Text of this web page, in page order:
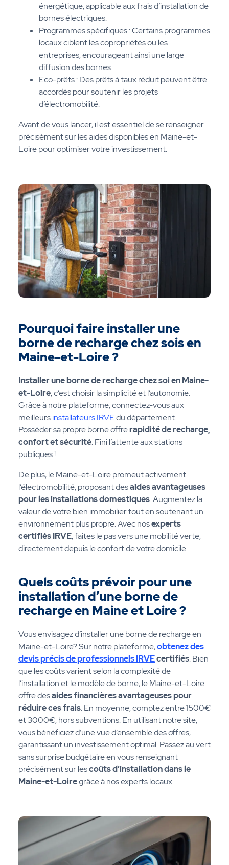
énergétique, applicable aux frais d’installation de
bornes électriques.
Programmes spécifiques : Certains programmes
locaux ciblent les copropriétés ou les
entreprises, encourageant ainsi une large
diffusion des bornes.
Eco-prêts : Des prêts à taux réduit peuvent être
accordés pour soutenir les projets
d’électromobilité.
Avant de vous lancer, il est essentiel de se renseigner
précisément sur les aides disponibles en Maine-et-
Loire pour optimiser votre investissement.
Pourquoi faire installer une
borne de recharge chez sois en
Maine-et-Loire ?
Installer une borne de recharge chez soi en Maine-
et-Loire, c’est choisir la simplicité et l’autonomie.
Grâce à notre plateforme, connectez-vous aux
meilleursinstallateurs IRVEdu département.
Posséder sa propre borne offrerapidité de recharge,
confort et sécurité. Fini l’attente aux stations
publiques !
De plus, le Maine-et-Loire promeut activement
l’électromobilité, proposant desaides avantageuses
pour les installations domestiques. Augmentez la
valeur de votre bien immobilier tout en soutenant un
environnement plus propre. Avec nosexperts
certifiés IRVE, faites le pas vers une mobilité verte,
directement depuis le confort de votre domicile.
Quels coûts prévoir pour une
installation d’une borne de
recharge en Maine et Loire ?
Vous envisagez d’installer une borne de recharge en
Maine-et-Loire? Sur notre plateforme,obtenez des
devis précis de professionnels IRVEcertifiés. Bien
que les coûts varient selon la complexité de
l’installation et le modèle de borne, le Maine-et-Loire
offre desaides financières avantageuses pour
réduire ces frais. En moyenne, comptez entre 1500€
et 3000€, hors subventions. En utilisant notre site,
vous bénéficiez d’une vue d’ensemble des offres,
garantissant un investissement optimal. Passez au vert
sans surprise budgétaire en vous renseignant
précisément sur lescoûts d’installation dans le
Maine-et-Loiregrâce à nos experts locaux.